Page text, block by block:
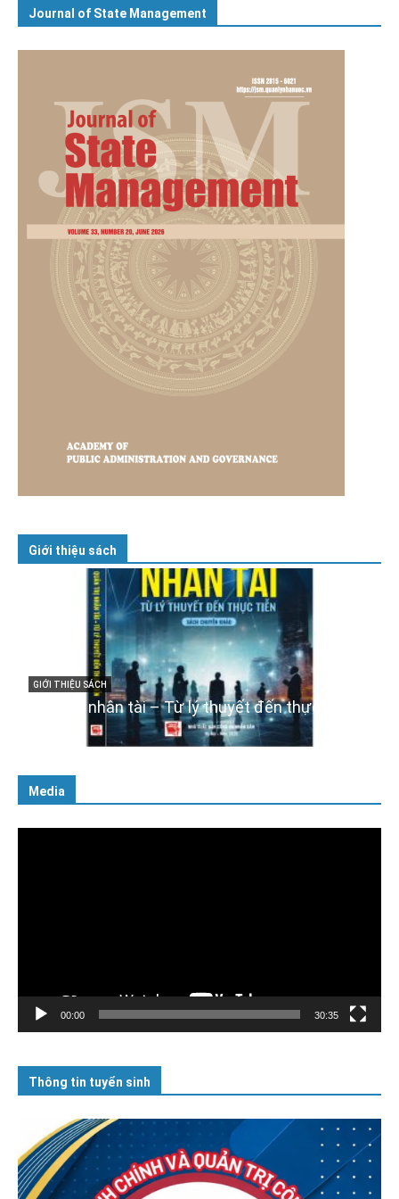
Journal of State Management
Giới thiệu sách
GIỚI THIỆU SÁCH
Cuốn sách “Tuyệt đối trung thành với Tổ quốc,
với Đảng, Nhà nước và Nhân dân – Sáng ngời
tư cách người Công an cách mạng”
Media
00:00 30:35
Thông tin tuyển sinh